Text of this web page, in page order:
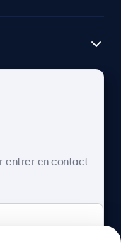
entrer en contact